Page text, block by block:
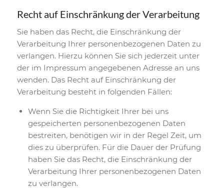
Recht auf Einschränkung der Verarbeitung
Sie haben das Recht, die Einschränkung der
Verarbeitung Ihrer personenbezogenen Daten zu
verlangen. Hierzu können Sie sich jederzeit unter
der im Impressum angegebenen Adresse an uns
wenden. Das Recht auf Einschränkung der
Verarbeitung besteht in folgenden Fällen:
Wenn Sie die Richtigkeit Ihrer bei uns
gespeicherten personenbezogenen Daten
bestreiten, benötigen wir in der Regel Zeit, um
dies zu überprüfen. Für die Dauer der Prüfung
haben Sie das Recht, die Einschränkung der
Verarbeitung Ihrer personenbezogenen Daten
zu verlangen.